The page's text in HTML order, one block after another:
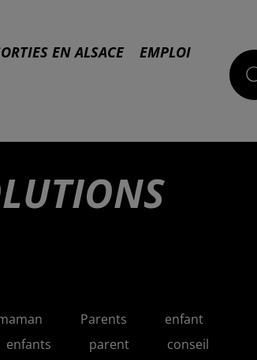
EN ALSACE EMPLOI
Parents
enfant
enfants parent
conseil